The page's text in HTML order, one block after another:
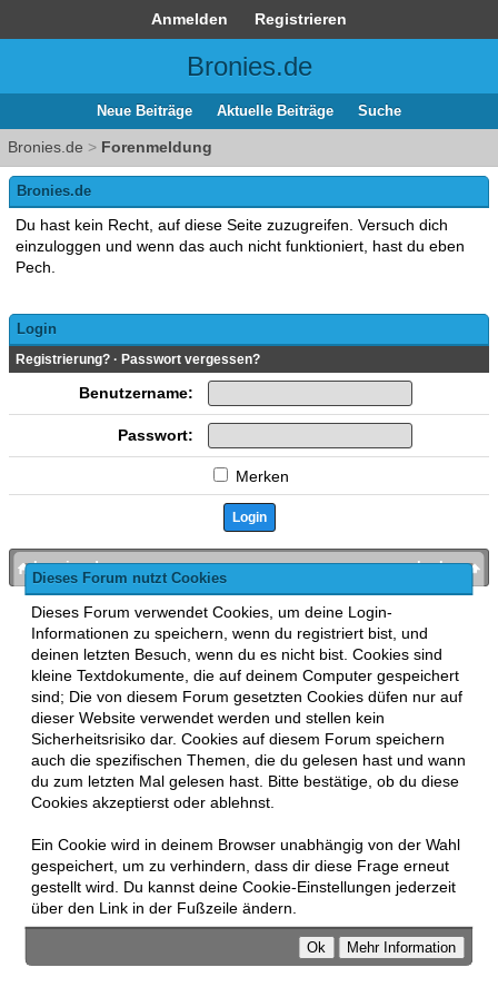
Anmelden Registrieren
Bronies.de
Neue Beiträge Aktuelle Beiträge Suche
Bronies.de > Forenmeldung
Dieses Forum nutzt Cookies
Dieses Forum verwendet Cookies, um deine Login-
Informationen zu speichern, wenn du registriert bist, und
deinen letzten Besuch, wenn du es nicht bist. Cookies sind
kleine Textdokumente, die auf deinem Computer gespeichert
sind; Die von diesem Forum gesetzten Cookies düfen nur auf
dieser Website verwendet werden und stellen kein
Sicherheitsrisiko dar. Cookies auf diesem Forum speichern
auch die spezifischen Themen, die du gelesen hast und wann
du zum letzten Mal gelesen hast. Bitte bestätige, ob du diese
Cookies akzeptierst oder ablehnst.
Ein Cookie wird in deinem Browser unabhängig von der Wahl
gespeichert, um zu verhindern, dass dir diese Frage erneut
gestellt wird. Du kannst deine Cookie-Einstellungen jederzeit
über den Link in der Fußzeile ändern.
Bronies.de
Du hast kein Recht, auf diese Seite zuzugreifen. Versuch dich
einzuloggen und wenn das auch nicht funktioniert, hast du eben
Pech.
Login
Registrierung? · Passwort vergessen?
Benutzername:
Passwort:
Merken
nach oben
bronies.de
MyBB , mobile Fassung: MyBB GoMobile
Zur Desktop-Version wechseln
This forum usesLukasz TkaczMyBB addons.